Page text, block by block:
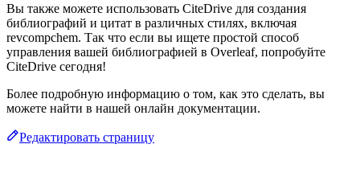
Вы также можете использовать CiteDrive для создания
библиографий и цитат в различных стилях, включая
revcompchem. Так что если вы ищете простой способ
управления вашей библиографией в Overleaf, попробуйте
CiteDrive сегодня!
Более подробную информацию о том, как это сделать, вы
можете найти в нашей онлайн документации.
Редактировать страницу